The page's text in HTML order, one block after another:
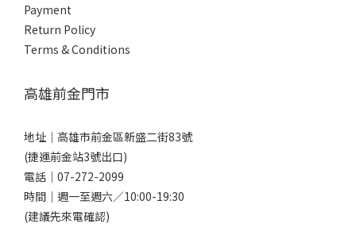
Payment
Return Policy
Terms & Conditions
高雄前金門市
地址｜ 高雄市前金區新盛二街83號
(捷運前金站3號出口)
電話｜ 07-272-2099
時間｜週一至週六／10:00-19:30
(建議先來電確認)